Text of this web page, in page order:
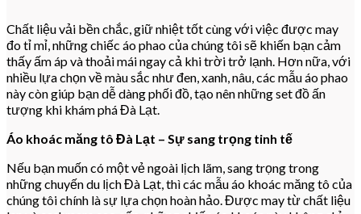
Chất liệu vải bền chắc, giữ nhiệt tốt cùng với việc được may
đo tỉ mỉ, những chiếc áo phao của chúng tôi sẽ khiến bạn cảm
thấy ấm áp và thoải mái ngay cả khi trời trở lạnh. Hơn nữa, với
nhiều lựa chọn về màu sắc như đen, xanh, nâu, các mẫu áo phao
này còn giúp bạn dễ dàng phối đồ, tạo nên những set đồ ấn
tượng khi khám phá Đà Lạt.
Áo khoác măng tô Đà Lạt – Sự sang trọng tinh tế
Nếu bạn muốn có một vẻ ngoài lịch lãm, sang trọng trong
những chuyến du lịch Đà Lạt, thì các mẫu áo khoác măng tô của
chúng tôi chính là sự lựa chọn hoàn hảo. Được may từ chất liệu